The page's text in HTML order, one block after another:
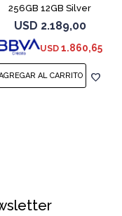
256GB 12GB Silver
USD 2.189,00
USD 1.860,65